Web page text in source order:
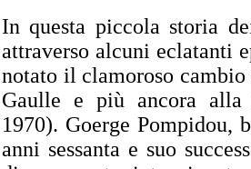
In questa piccola storia
attraverso alcuni eclatanti
notato il clamoroso
Gaulle e più ancora alla
1970). Goerge Pompidou,
anni sessanta e suo